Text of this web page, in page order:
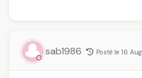
sab1986 Posté le 16